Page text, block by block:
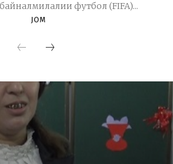
футбол (FIFA)...
JOM